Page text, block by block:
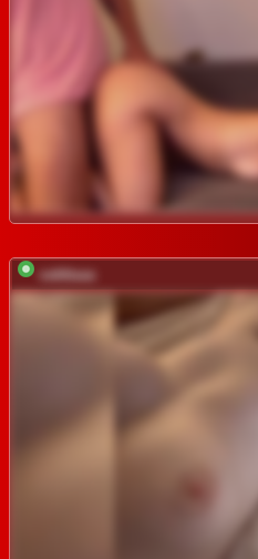
vattttaaa